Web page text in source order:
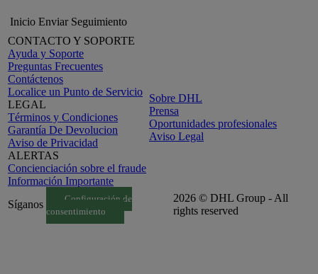
Inicio Enviar Seguimiento
CONTACTO Y SOPORTE
Ayuda y Soporte
Preguntas Frecuentes
Contáctenos
Localice un Punto de Servicio
LEGAL
Términos y Condiciones
Garantía De Devolucion
Aviso de Privacidad
ALERTAS
Concienciación sobre el fraude
Información Importante
Sobre DHL
Prensa
Oportunidades profesionales
Aviso Legal
Síganos
Configuración de
consentimiento
2026 © DHL Group - All
rights reserved